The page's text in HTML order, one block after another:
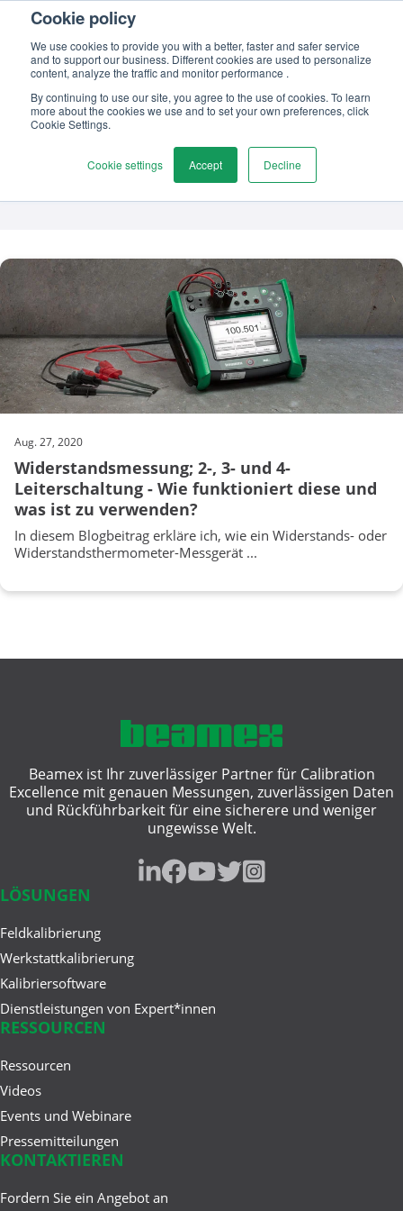
Cookie policy
We use cookies to provide you with a better, faster and safer service
and to support our business. Different cookies are used to personalize
content, analyze the traffic and monitor performance .
By continuing to use our site, you agree to the use of cookies. To learn
more about the cookies we use and to set your own preferences, click
Cookie Settings.
Cookie settings Accept Decline
Themen
Messtechnik
Aug. 27, 2020
Widerstandsmessung; 2-, 3- und 4-
Leiterschaltung - Wie funktioniert diese und
was ist zu verwenden?
In diesem Blogbeitrag erkläre ich, wie ein Widerstands- oder
Widerstandsthermometer-Messgerät ...
Beamex ist Ihr zuverlässiger Partner für Calibration
Excellence mit genauen Messungen, zuverlässigen Daten
und Rückführbarkeit für eine sicherere und weniger
ungewisse Welt.
LÖSUNGEN
Feldkalibrierung
Werkstattkalibrierung
Kalibriersoftware
Dienstleistungen von Expert*innen
RESSOURCEN
Ressourcen
Videos
Events und Webinare
Pressemitteilungen
KONTAKTIEREN
Fordern Sie ein Angebot an